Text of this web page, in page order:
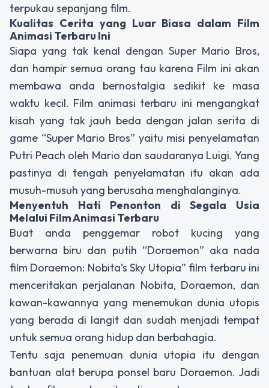
terpukau sepanjang film.
Kualitas Cerita yang Luar Biasa dalam Film
Animasi Terbaru Ini
Siapa yang tak kenal dengan Super Mario Bros,
dan hampir semua orang tau karena Film ini akan
membawa anda bernostalgia sedikit ke masa
waktu kecil. Film animasi terbaru ini mengangkat
kisah yang tak jauh beda dengan jalan serita di
game “Super Mario Bros” yaitu misi penyelamatan
Putri Peach oleh Mario dan saudaranya Luigi. Yang
pastinya di tengah penyelamatan itu akan ada
musuh-musuh yang berusaha menghalanginya.
Menyentuh Hati Penonton di Segala Usia
Melalui Film Animasi Terbaru
Buat anda penggemar robot kucing yang
berwarna biru dan putih “Doraemon” aka nada
film Doraemon: Nobita’s Sky Utopia” film terbaru ini
menceritakan perjalanan Nobita, Doraemon, dan
kawan-kawannya yang menemukan dunia utopis
yang berada di langit dan sudah menjadi tempat
untuk semua orang hidup dan berbahagia.
Tentu saja penemuan dunia utopia itu dengan
bantuan alat berupa ponsel baru Doraemon. Jadi